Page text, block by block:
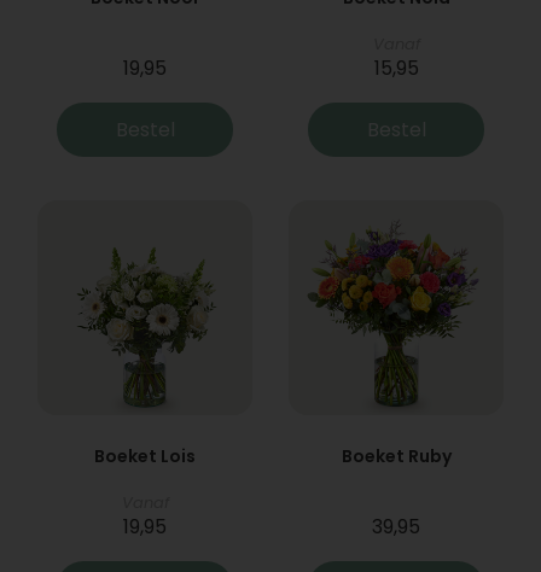
19,95
Bestel
15,95
Bestel
Boeket Lois
19,95
Boeket Ruby
39,95